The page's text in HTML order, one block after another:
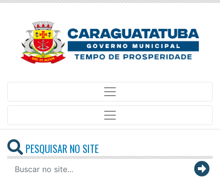
PESQUISAR NO SITE